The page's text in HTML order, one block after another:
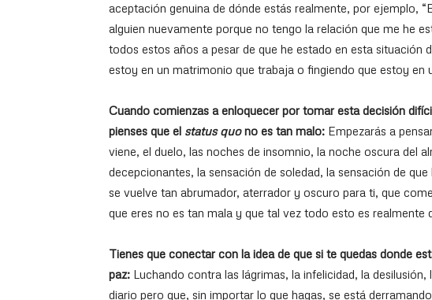
aceptación genuina de dónde estás realmente, por ejemplo,
alguien nuevamente porque no tengo la relación que me he
todos estos años a pesar de que he estado en esta situación
estoy en un matrimonio que trabaja o fingiendo que estoy en
Cuando comienzas a enloquecer por tomar esta decisión
pienses que el status quono es tan malo: Empezarás a
viene, el duelo, las noches de insomnio, la noche oscura del
decepcionantes, la sensación de soledad, la sensación de
se vuelve tan abrumador, aterrador y oscuro para ti, que
que eres no es tan mala y que tal vez todo esto es realmente
Tienes que conectar con la idea de que si te quedas donde
paz: Luchando contra las lágrimas, la infelicidad, la desilusión,
diario pero que, sin importar lo que hagas, se está